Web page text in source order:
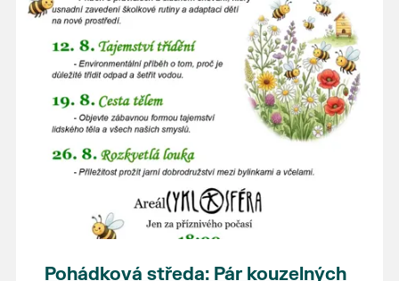
Pohádková středa: Pár kouzelných